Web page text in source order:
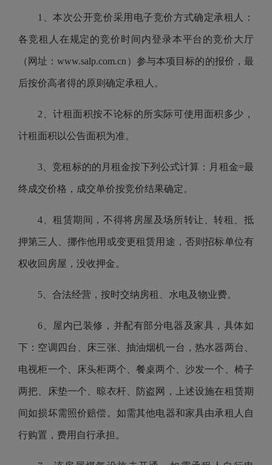
1、本次公开竞价采用电子竞价方式确定承租人：
各竞租人在规定的竞价时间内登录本平台的竞价大厅
（网址：www.salp.com.cn）参与本项目标的的报价，最
后按价高者得的原则确定承租人。
2、计租面积按不论标的所实际可使用面积多少，
计租面积以公告面积为准。
3、竞租标的的月租金按下列公式计算：月租金=最
终成交价格，成交单价按竞价结果确定。
4、租赁期间，不得将房屋及场所转让、转租、抵
押第三人、挪作他用或变更租赁用途，否则招标单位有
权收回房屋，没收押金。
5、合法经营，按时交纳房租、水电及物业费。
6、屋内已装修，并配有部分电器及家具，具体如
下：空调四台、床三张、抽油烟机一台，热水器两台、
电视柜一个、床头柜两个、餐桌两个、沙发一个、椅子
两把、床垫一个、晾衣杆、防盗网，上述设施在租赁期
间如损坏需照价赔偿。如需其他电器和家具由承租人自
行购置，费用自行承担。